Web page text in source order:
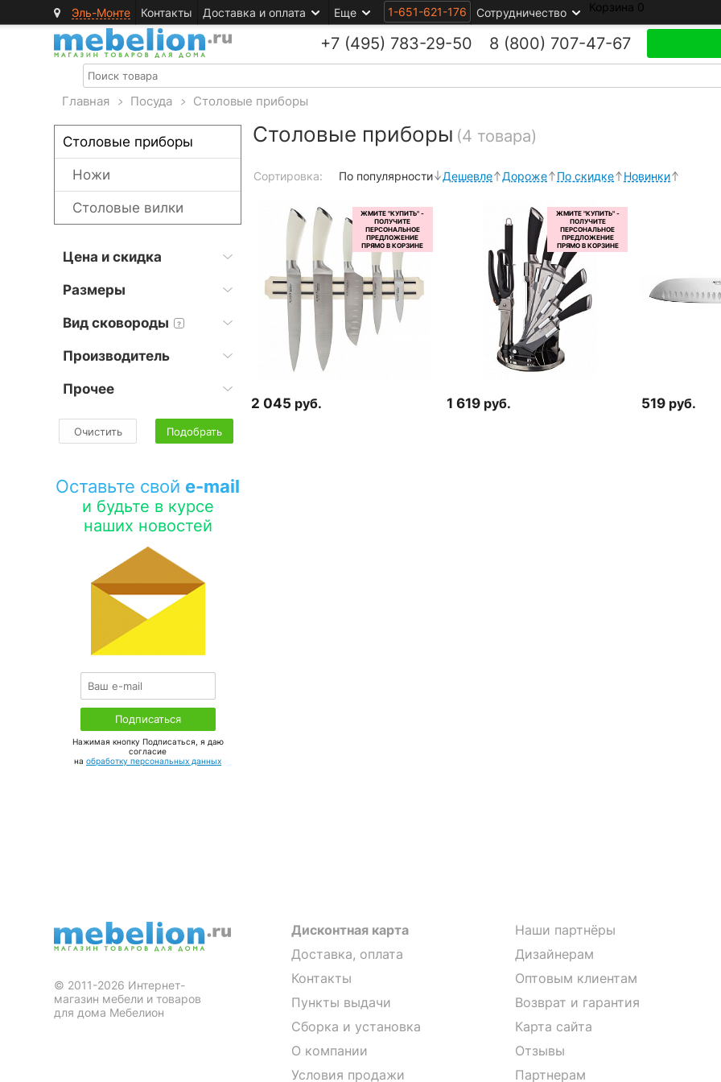
Эль-Монте Контакты Доставка и оплата Еще 1-651-621-176 Сотрудничество Корзина 0
+7 (495) 783-29-50 8 (800) 707-47-67
Главная > Посуда > Столовые приборы
Столовые приборы
Ножи
Столовые вилки
Цена и скидка
Размеры
Вид сковороды ?
Производитель
Прочее
Очистить Подобрать
Оставьте свой e-mail
и будьте в курсе
наших новостей
Нажимая кнопку Подписаться, я даю
соглаcие
на обработку персональных данных
Столовые приборы (4 товара)
Сортировка: По популярности Дешевле Дороже По скидке Новинки
2 045 руб. 1 619 руб. 519 руб.
© 2011-2026 Интернет-
магазин мебели и товаров
для дома Мебелион
Дисконтная карта
Доставка, оплата
Контакты
Пункты выдачи
Сборка и установка
О компании
Условия продажи
Наши партнёры
Дизайнерам
Оптовым клиентам
Возврат и гарантия
Карта сайта
Отзывы
Партнерам